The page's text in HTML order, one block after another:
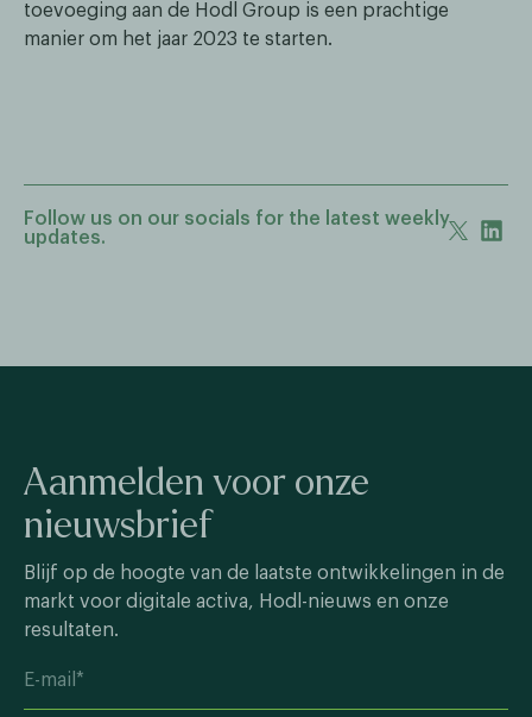
toevoeging aan de Hodl Group is een prachtige
manier om het jaar 2023 te starten.
Follow us on our socials for the latest weekly
updates.
Aanmelden voor onze
nieuwsbrief
Blijf op de hoogte van de laatste ontwikkelingen in de
markt voor digitale activa, Hodl-nieuws en onze
resultaten.